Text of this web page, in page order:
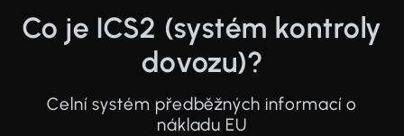
Co je ICS2 (systém kontroly
dovozu)?
Celní systém předběžných informací o
nákladu EU